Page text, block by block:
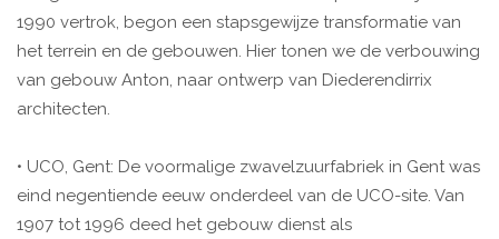
1990 vertrok, begon een stapsgewijze transformatie van
het terrein en de gebouwen. Hier tonen we de verbouwing
van gebouw Anton, naar ontwerp van Diederendirrix
architecten.
• UCO, Gent: De voormalige zwavelzuurfabriek in Gent was
eind negentiende eeuw onderdeel van de UCO-site. Van
1907 tot 1996 deed het gebouw dienst als